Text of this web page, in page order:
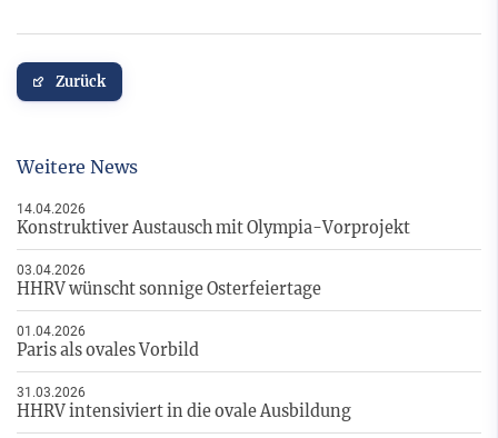
Zurück
Weitere News
14.04.2026
Konstruktiver Austausch mit Olympia-Vorprojekt
03.04.2026
HHRV wünscht sonnige Osterfeiertage
01.04.2026
Paris als ovales Vorbild
31.03.2026
HHRV intensiviert in die ovale Ausbildung